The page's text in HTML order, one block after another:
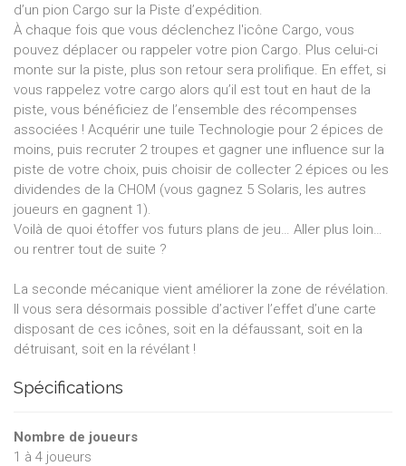
d’un pion Cargo sur la Piste d’expédition.
À chaque fois que vous déclenchez l'icône Cargo, vous
pouvez déplacer ou rappeler votre pion Cargo. Plus celui-ci
monte sur la piste, plus son retour sera prolifique. En effet, si
vous rappelez votre cargo alors qu’il est tout en haut de la
piste, vous bénéficiez de l’ensemble des récompenses
associées ! Acquérir une tuile Technologie pour 2 épices de
moins, puis recruter 2 troupes et gagner une influence sur la
piste de votre choix, puis choisir de collecter 2 épices ou les
dividendes de la CHOM (vous gagnez 5 Solaris, les autres
joueurs en gagnent 1).
Voilà de quoi étoffer vos futurs plans de jeu… Aller plus loin…
ou rentrer tout de suite ?
La seconde mécanique vient améliorer la zone de révélation.
Il vous sera désormais possible d’activer l’effet d’une carte
disposant de ces icônes, soit en la défaussant, soit en la
détruisant, soit en la révélant !
Spécifications
Nombre de joueurs
1 à 4 joueurs